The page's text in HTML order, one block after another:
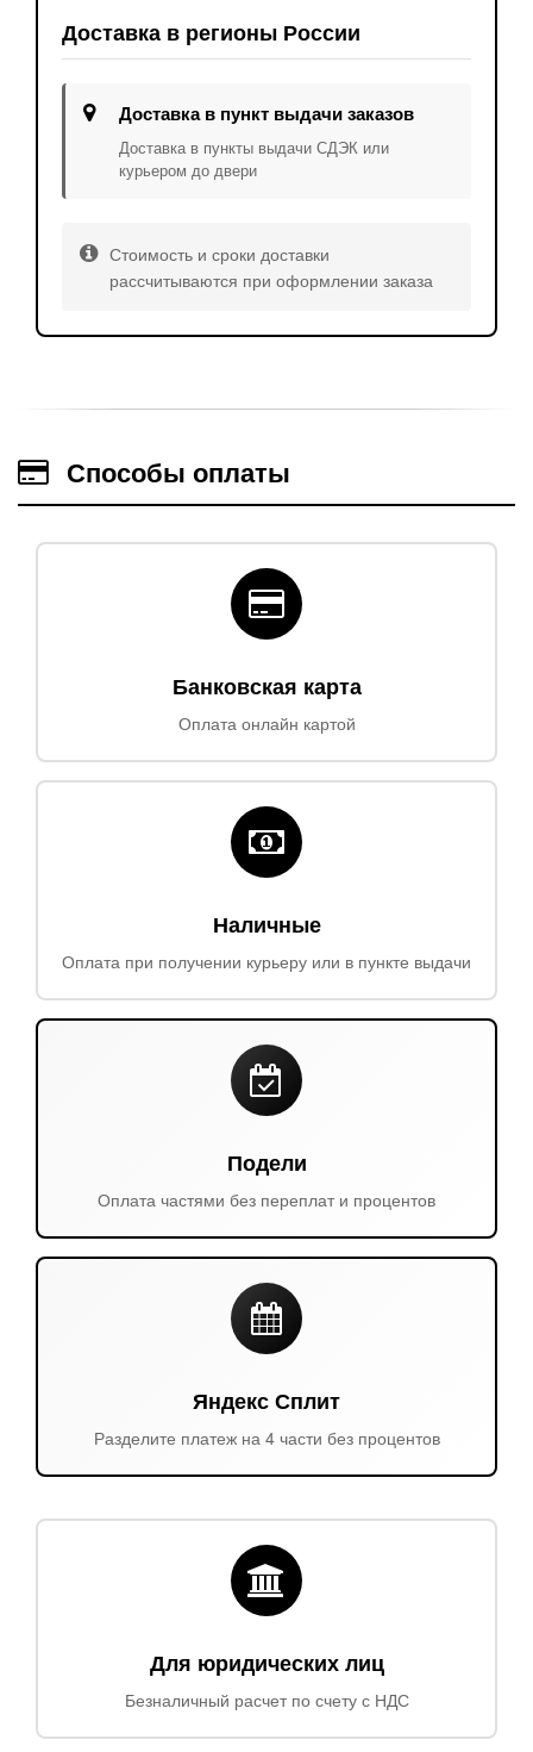
Доставка в регионы России
Доставка в пункт выдачи заказов
Доставка в пункты выдачи СДЭК или
курьером до двери
Стоимость и сроки доставки
рассчитываются при оформлении заказа
Способы оплаты
Банковская карта
Оплата онлайн картой
Наличные
Оплата при получении курьеру или в пункте выдачи
Подели
Оплата частями без переплат и процентов
Яндекс Сплит
Разделите платеж на 4 части без процентов
Для юридических лиц
Безналичный расчет по счету с НДС